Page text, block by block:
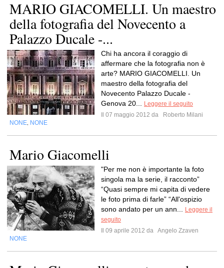
MARIO GIACOMELLI. Un maestro
della fotografia del Novecento a
Palazzo Ducale -...
Chi ha ancora il coraggio di
affermare che la fotografia non è
arte? MARIO GIACOMELLI. Un
maestro della fotografia del
Novecento Palazzo Ducale -
Genova 20...
Leggere il seguito
Il 07 maggio 2012 da
Roberto Milani
NONE NONE
Mario Giacomelli
"Per me non è importante la foto
singola ma la serie, il racconto”
“Quasi sempre mi capita di vedere
le foto prima di farle” “All'ospizio
sono andato per un ann...
Leggere il
seguito
Il 09 aprile 2012 da Angelo Zzaven
NONE